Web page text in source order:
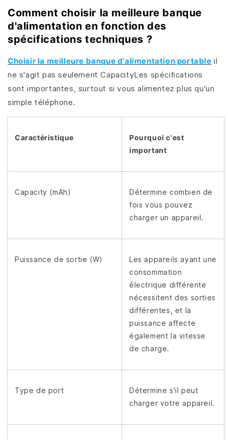
Comment choisir la meilleure banque
d'alimentation en fonction des
spécifications techniques ?
Choisir la meilleure banque d'alimentation portable il
ne s'agit pas seulement CapacityLes spécifications
sont importantes, surtout si vous alimentez plus qu'un
simple téléphone.
Caractéristique
Pourquoi c'est
important
Capacity (mAh)
Détermine combien de
fois vous pouvez
charger un appareil.
Puissance de sortie (W)
Les appareils ayant une
consommation
électrique différente
nécessitent des sorties
différentes, et la
puissance affecte
également la vitesse
de charge.
Type de port
Détermine s'il peut
charger votre appareil.